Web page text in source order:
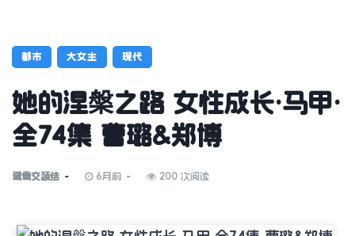
都市 大女主 现代
她的涅槃之路 女性成长·马甲·
全74集 曹璐&郑博
鸳鸯交颈结 6月前 200 次阅读